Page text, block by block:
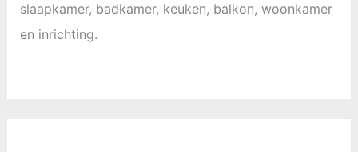
slaapkamer, badkamer, keuken, balkon, woonkamer
en inrichting.